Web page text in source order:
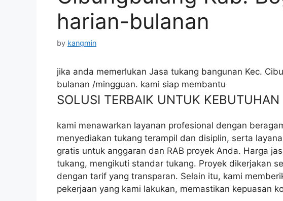
harian-bulanan
by kangmin
jika anda memerlukan Jasa tukang bangunan Kec.
bulanan /mingguan. kami siap membantu
SOLUSI TERBAIK UNTUK
kami menawarkan layanan profesional dengan
menyediakan tukang terampil dan disiplin, serta
gratis untuk anggaran dan RAB proyek Anda. Harga
tukang, mengikuti standar tukang. Proyek dikerjakan
dengan tarif yang transparan. Selain itu, kami
pekerjaan yang kami lakukan, memastikan kepuasan